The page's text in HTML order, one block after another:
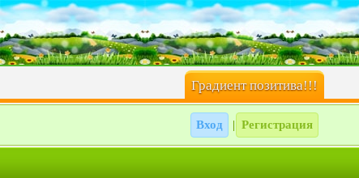
Градиент позитива!!!
Вход Регистрация